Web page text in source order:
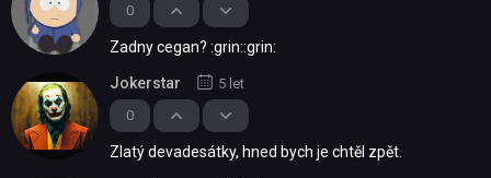
0
Zadny cegan? :grin::grin:
0
Jokerstar 5 let
Zlatý devadesátky, hned bych je chtěl zpět.